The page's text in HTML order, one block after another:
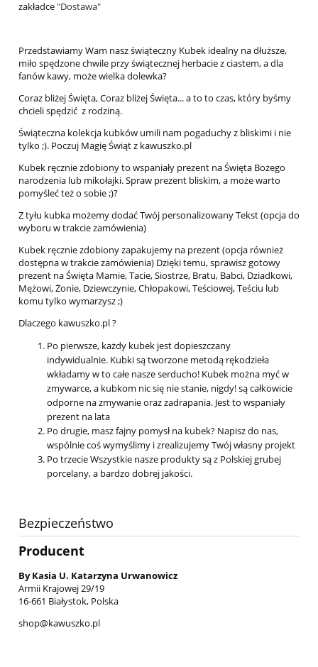
zakładce"Dostawa"
Przedstawiamy Wam nasz świąteczny Kubek idealny na dłuższe,
miło spędzone chwile przy świątecznej herbacie z ciastem, a dla
fanów kawy, może wielka dolewka?
Coraz bliżej Święta, Coraz bliżej Święta... a to to czas, który byśmy
chcieli spędzić z rodziną.
Świąteczna kolekcja kubków umili nam pogaduchy z bliskimi i nie
tylko ;). Poczuj Magię Świąt z kawuszko.pl
Kubek ręcznie zdobiony to wspaniały prezent na Święta Bożego
narodzenia lub mikołajki. Spraw prezent bliskim, a może warto
pomyśleć też o sobie ;)?
Z tyłu kubka możemy dodać Twój personalizowany Tekst (opcja do
wyboru w trakcie zamówienia)
Kubek ręcznie zdobiony zapakujemy na prezent (opcja również
dostępna w trakcie zamówienia) Dzięki temu, sprawisz gotowy
prezent na Święta Mamie, Tacie, Siostrze, Bratu, Babci, Dziadkowi,
Mężowi, Żonie, Dziewczynie, Chłopakowi, Teściowej, Teściu lub
komu tylko wymarzysz ;)
Dlaczego kawuszko.pl ?
Po pierwsze, każdy kubek jest dopieszczany
indywidualnie. Kubki są tworzone metodą rękodzieła
wkładamy w to całe nasze serducho! Kubek można myć w
zmywarce, a kubkom nic się nie stanie, nigdy! są całkowicie
odporne na zmywanie oraz zadrapania. Jest to wspaniały
prezent na lata
Po drugie, masz fajny pomysł na kubek? Napisz do nas,
wspólnie coś wymyślimy i zrealizujemy Twój własny projekt
Po trzecie Wszystkie nasze produkty są z Polskiej grubej
porcelany, a bardzo dobrej jakości.
Bezpieczeństwo
Producent
By Kasia U. Katarzyna Urwanowicz
Armii Krajowej 29/19
16-661 Białystok, Polska
shop@kawuszko.pl